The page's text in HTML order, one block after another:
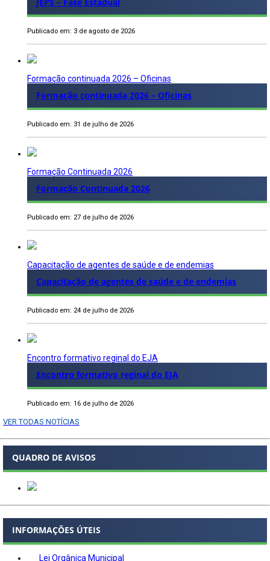
JEPS – Fase Estadual
Publicado em: 3 de agosto de 2026
Formação continuada 2026 – Oficinas
Formação continuada 2026 – Oficinas
Publicado em: 31 de julho de 2026
Formação Continuada 2026
Formação Continuada 2026
Publicado em: 27 de julho de 2026
Capacitação de agentes de saúde e de endemias
Capacitação de agentes de saúde e de endemias
Publicado em: 24 de julho de 2026
Encontro formativo reginal do EJA
Encontro formativo reginal do EJA
Publicado em: 16 de julho de 2026
VER TODAS NOTÍCIAS
QUADRO DE AVISOS
INFORMAÇÕES ÚTEIS
Lei Orgânica Municipal